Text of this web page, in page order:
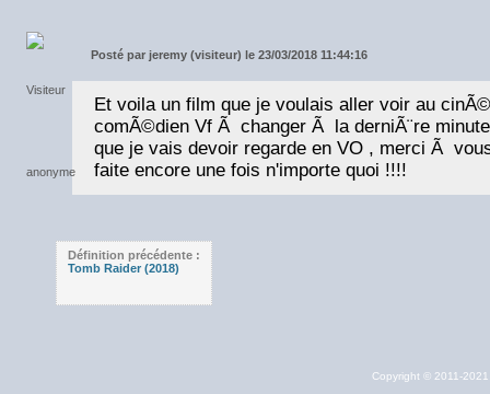
Posté par jeremy (visiteur) le 23/03/2018 11:44:16
Et voila un film que je voulais aller voir au
comÃ©dien Vf Ã changer Ã la derniÃ¨re
que je vais devoir regarde en VO , merci Ã
faite encore une fois n'importe quoi !!!!
Définition précédente :
Tomb Raider (2018)
Copyright © 2011-